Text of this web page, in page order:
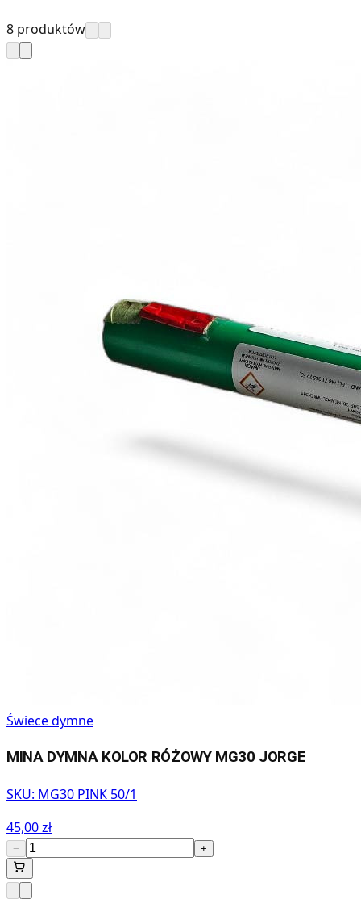
8 produktów
Świece dymne
MINA DYMNA KOLOR RÓŻOWY MG30 JORGE
SKU: MG30 PINK 50/1
45,00 zł
− +